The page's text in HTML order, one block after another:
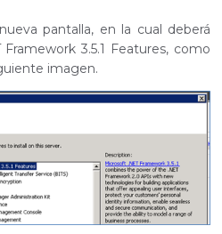
pantalla, en la cual deberá
3.5.1 Features, como
imagen.